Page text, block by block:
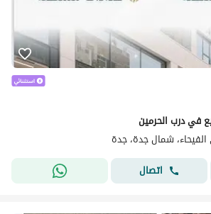
في درب الحرمين
الفيحاء، شمال جدة، جدة
اتصال